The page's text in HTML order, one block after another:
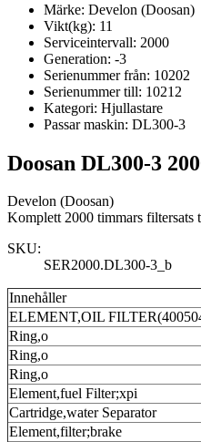
Märke: Develon (Doosan)
Vikt(kg): 11
Serviceintervall: 2000
Generation: -3
Serienummer från: 10202
Serienummer till: 10212
Kategori: Hjullastare
Passar maskin: DL300-3
Doosan DL300-3
Develon (Doosan)
Komplett 2000 timmars
SKU:
SER2000.DL300-3_b
Innehåller
ELEMENT,OIL
Ring,o
Ring,o
Ring,o
Element,fuel Filter;xpi
Cartridge,water Separator
Element,filter;brake